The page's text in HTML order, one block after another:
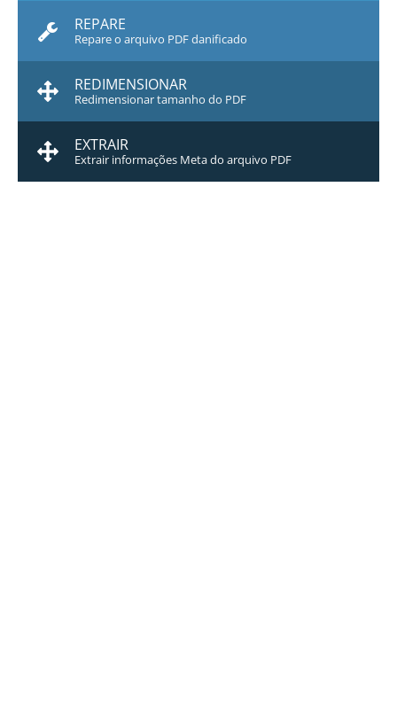
REPARE
Repare o arquivo PDF danificado
REDIMENSIONAR
Redimensionar tamanho do PDF
EXTRAIR
Extrair informações Meta do arquivo PDF